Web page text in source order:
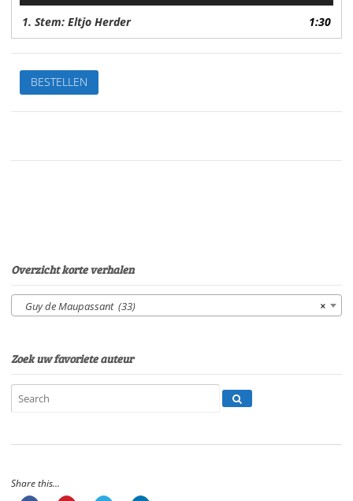
1. Stem: Eltjo Herder 1:30
De
doopVan:
Guy
Eltjo
BESTELLEN
Overzicht korte verhalen
×
Guy de Maupassant (33)
Zoek uw favoriete auteur
Share this...